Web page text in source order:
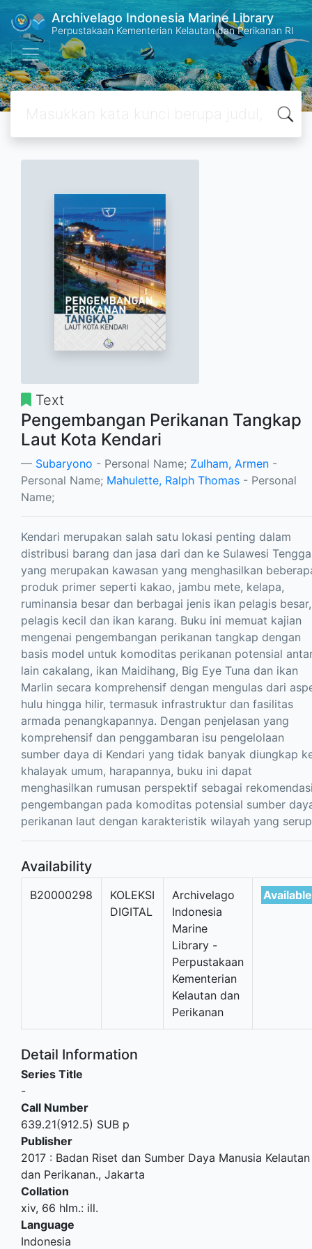
Archivelago Indonesia Marine Library
Perpustakaan Kementerian Kelautan dan Perikanan RI
Text
Pengembangan Perikanan Tangkap
Laut Kota Kendari
Subaryono - Personal Name; Zulham, Armen -
Personal Name; Mahulette, Ralph Thomas - Personal
Name;
Kendari merupakan salah satu lokasi penting dalam
distribusi barang dan jasa dari dan ke Sulawesi
yang merupakan kawasan yang menghasilkan
produk primer seperti kakao, jambu mete, kelapa,
ruminansia besar dan berbagai jenis ikan pelagis besar,
pelagis kecil dan ikan karang. Buku ini memuat kajian
mengenai pengembangan perikanan tangkap dengan
basis model untuk komoditas perikanan potensial
lain cakalang, ikan Maidihang, Big Eye Tuna dan ikan
Marlin secara komprehensif dengan mengulas dari
hulu hingga hilir, termasuk infrastruktur dan fasilitas
armada penangkapannya. Dengan penjelasan yang
komprehensif dan penggambaran isu pengelolaan
sumber daya di Kendari yang tidak banyak diungkap
khalayak umum, harapannya, buku ini dapat
menghasilkan rumusan perspektif sebagai
pengembangan pada komoditas potensial sumber
perikanan laut dengan karakteristik wilayah yang
Availability
B20000298
KOLEKSI
DIGITAL
Archivelago
Indonesia
Marine
Library -
Perpustakaan
Kementerian
Kelautan dan
Perikanan
Available
Detail Information
Series Title
-
Call Number
639.21(912.5) SUB p
Publisher
2017 : Badan Riset dan Sumber Daya Manusia Kelautan
dan Perikanan., Jakarta
Collation
xiv, 66 hlm.: ill.
Language
Indonesia